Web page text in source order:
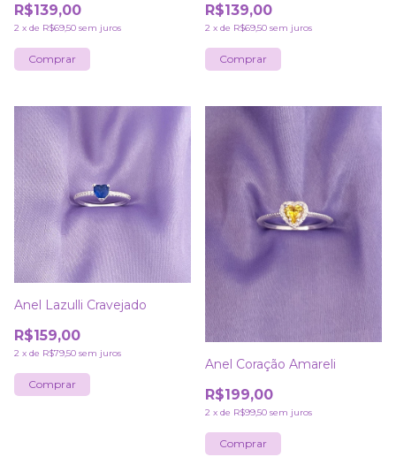
R$139,00
2 x de R$69,50 sem juros
Comprar
R$139,00
2 x de R$69,50 sem juros
Comprar
Anel Lazulli Cravejado
R$159,00
2 x de R$79,50 sem juros
Comprar
Anel Coração Amareli
R$199,00
2 x de R$99,50 sem juros
Comprar